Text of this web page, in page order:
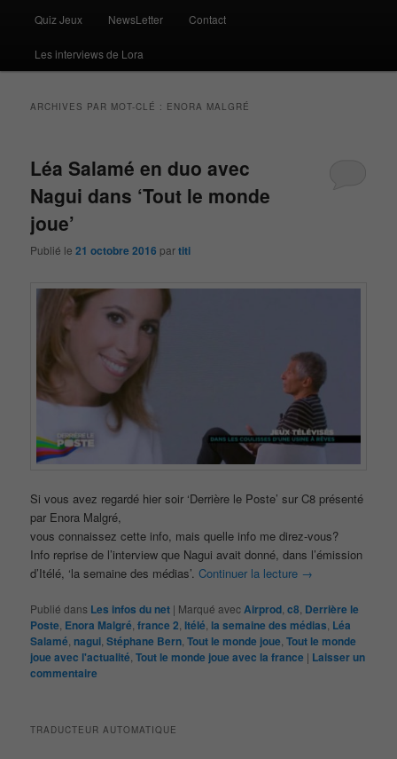
Quiz Jeux NewsLetter Contact
Les interviews de Lora
ARCHIVES PAR MOT-CLÉ : ENORA MALGRÉ
Léa Salamé en duo avec
Nagui dans ‘Tout le monde
joue’
Publié le21 octobre 2016 partiti
Si vous avez regardé hier soir ‘Derrière le Poste’ sur C8 présenté
par Enora Malgré,
vous connaissez cette info, mais quelle info me direz-vous?
Info reprise de l’interview que Nagui avait donné, dans l’émission
d’Itélé, ‘la semaine des médias’.Continuer la lecture →
Publié dans Les infos du net | Marqué avecAirprod ,c8 Derrière le
Poste Enora Malgré ,france 2 Itélé la semaine des médias Léa
Salamé nagui ,Stéphane Bern ,Tout le monde joue ,Tout le monde
joue avec l'actualité ,Tout le monde joue avec la france | Laisser un
commentaire
TRADUCTEUR AUTOMATIQUE